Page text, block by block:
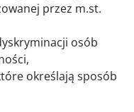
przez m.st.
osób
określają sposób